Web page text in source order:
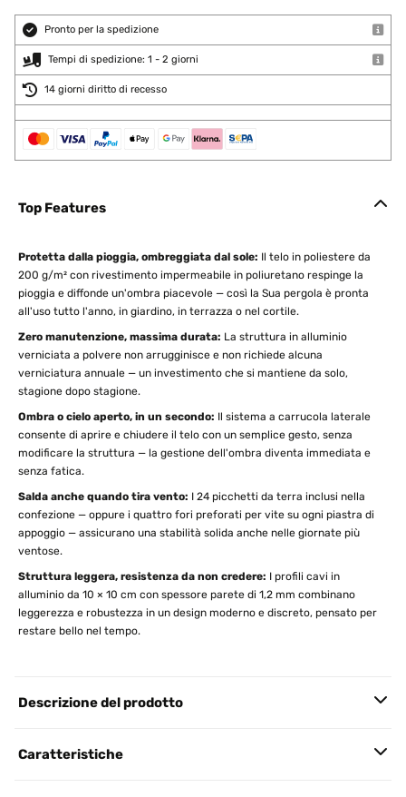
Pronto per la spedizione
Tempi di spedizione: 1 - 2 giorni
14 giorni diritto di recesso
Top Features
Protetta dalla pioggia, ombreggiata dal sole: Il telo in poliestere da
200 g/m² con rivestimento impermeabile in poliuretano respinge la
pioggia e diffonde un'ombra piacevole — così la Sua pergola è pronta
all'uso tutto l'anno, in giardino, in terrazza o nel cortile.
Zero manutenzione, massima durata: La struttura in alluminio
verniciata a polvere non arrugginisce e non richiede alcuna
verniciatura annuale — un investimento che si mantiene da solo,
stagione dopo stagione.
Ombra o cielo aperto, in un secondo: Il sistema a carrucola laterale
consente di aprire e chiudere il telo con un semplice gesto, senza
modificare la struttura — la gestione dell'ombra diventa immediata e
senza fatica.
Salda anche quando tira vento: I 24 picchetti da terra inclusi nella
confezione — oppure i quattro fori preforati per vite su ogni piastra di
appoggio — assicurano una stabilità solida anche nelle giornate più
ventose.
Struttura leggera, resistenza da non credere: I profili cavi in
alluminio da 10 × 10 cm con spessore parete di 1,2 mm combinano
leggerezza e robustezza in un design moderno e discreto, pensato per
restare bello nel tempo.
Descrizione del prodotto
Caratteristiche